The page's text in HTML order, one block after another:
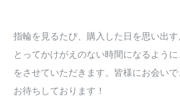
指輪を見るたび、購入した日を思い出
とってかけがえのない時間になるよう
をさせていただきます。皆様にお会い
お待ちしております！